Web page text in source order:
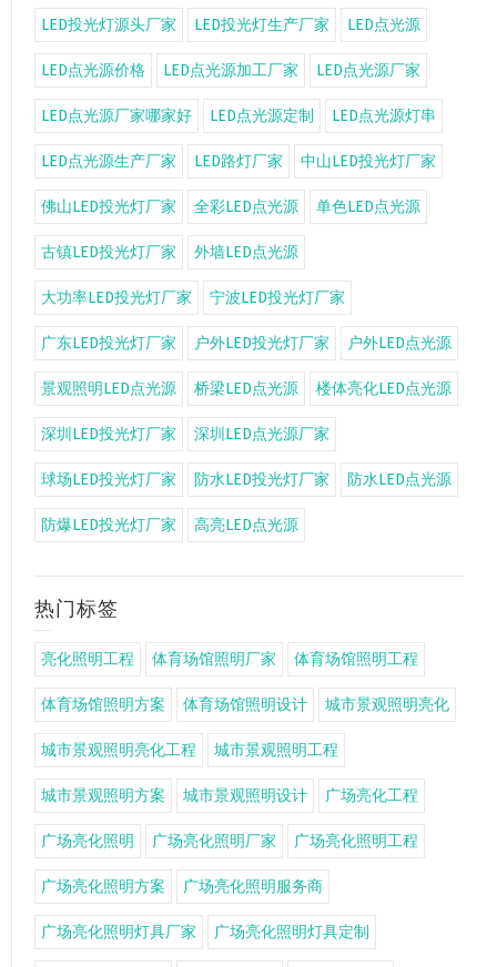
LED投光灯源头厂家 LED投光灯生产厂家 LED点光源
LED点光源价格 LED点光源加工厂家 LED点光源厂家
LED点光源厂家哪家好 LED点光源定制 LED点光源灯串
LED点光源生产厂家 LED路灯厂家 中山LED投光灯厂家
佛山LED投光灯厂家 全彩LED点光源 单色LED点光源
古镇LED投光灯厂家 外墙LED点光源
大功率LED投光灯厂家 宁波LED投光灯厂家
广东LED投光灯厂家 户外LED投光灯厂家 户外LED点光源
景观照明LED点光源 桥梁LED点光源 楼体亮化LED点光源
深圳LED投光灯厂家 深圳LED点光源厂家
球场LED投光灯厂家 防水LED投光灯厂家 防水LED点光源
防爆LED投光灯厂家 高亮LED点光源
热门标签
亮化照明工程 体育场馆照明厂家 体育场馆照明工程
体育场馆照明方案 体育场馆照明设计 城市景观照明亮化
城市景观照明亮化工程 城市景观照明工程
城市景观照明方案 城市景观照明设计 广场亮化工程
广场亮化照明 广场亮化照明厂家 广场亮化照明工程
广场亮化照明方案 广场亮化照明服务商
广场亮化照明灯具厂家 广场亮化照明灯具定制